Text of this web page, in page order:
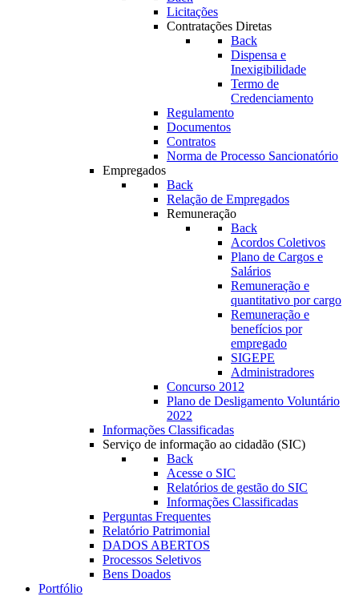
Licitações
Contratações Diretas
Back
Dispensa e
Inexigibilidade
Termo de
Credenciamento
Regulamento
Documentos
Contratos
Norma de Processo Sancionatório
Empregados
Back
Relação de Empregados
Remuneração
Back
Acordos Coletivos
Plano de Cargos e
Salários
Remuneração e
quantitativo por cargo
Remuneração e
benefícios por
empregado
SIGEPE
Administradores
Concurso 2012
Plano de Desligamento Voluntário
2022
Informações Classificadas
Serviço de informação ao cidadão (SIC)
Back
Acesse o SIC
Relatórios de gestão do SIC
Informações Classificadas
Perguntas Frequentes
Relatório Patrimonial
DADOS ABERTOS
Processos Seletivos
Bens Doados
Portfólio